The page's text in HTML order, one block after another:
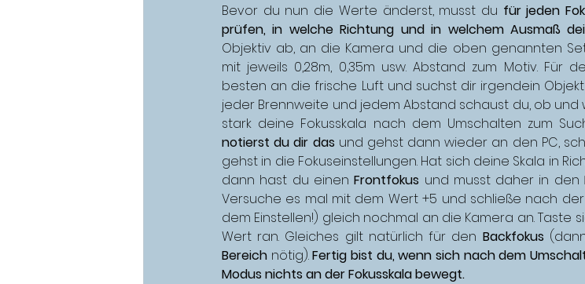
Bevor du nun die Werte änderst, musst du für jeden
prüfen, in welche Richtung und in welchem Ausmaß
Objektiv ab, an die Kamera und die oben genannten
mit jeweils 0,28m, 0,35m usw. Abstand zum Motiv. Für
besten an die frische Luft und suchst dir irgendein
jeder Brennweite und jedem Abstand schaust du, ob und
stark deine Fokusskala nach dem Umschalten zum
notierst du dir das und gehst dann wieder an den PC,
gehst in die Fokuseinstellungen. Hat sich deine Skala in
dann hast du einen Frontfokus und musst daher in den
Versuche es mal mit dem Wert +5 und schließe nach
dem Einstellen!) gleich nochmal an die Kamera an. Taste
Wert ran. Gleiches gilt natürlich für den Backfokus
Bereich nötig). Fertig bist du, wenn sich nach dem
Modus nichts an der Fokusskala bewegt.